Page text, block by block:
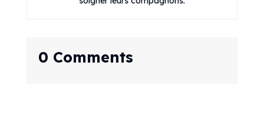
0 Comments